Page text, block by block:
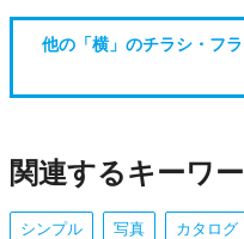
他の「横」のチラシ・フ
関連するキーワ
シンプル 写真 カタログ